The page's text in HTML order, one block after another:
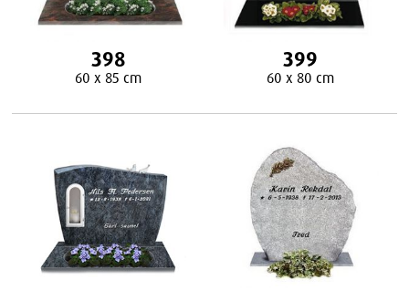
398
60 x 85 cm
399
60 x 80 cm